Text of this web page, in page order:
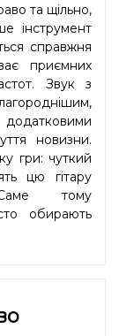
та щільно,
інструмент
справжня
приємних
Звук з
новизни.
гри: чуткий
цю гітару
Саме тому
обирають